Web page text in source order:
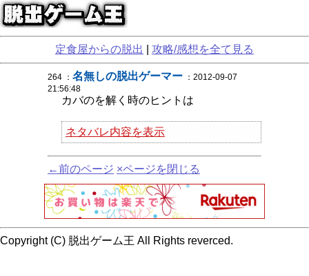
定食屋からの脱出 攻略/感想を全て見る
264 ： 名無しの脱出ゲーマー ：2012-09-07
21:56:48
カバのを解く時のヒントは
ネタバレ内容を表示
←前のページ ×ページを閉じる
Copyright (C) 脱出ゲーム王 All Rights reverced.